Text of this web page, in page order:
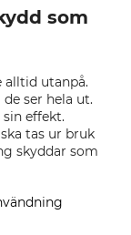
som
alltid utanpå.
ser hela ut.
effekt.
tas ur bruk
skyddar som